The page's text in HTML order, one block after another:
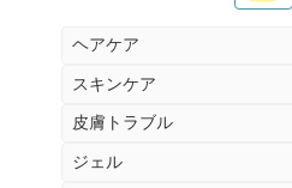
ヘアケア
スキンケア
皮膚トラブル
ジェル